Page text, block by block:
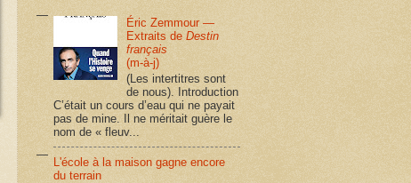
Éric Zemmour —
Extraits deDestin
français
(m-à-j)
(Les intertitres sont
de nous). Introduction
C’était un cours d’eau qui ne payait
pas de mine. Il ne méritait guère le
nom de « fleuv...
L'école à la maison gagne encore
du terrain